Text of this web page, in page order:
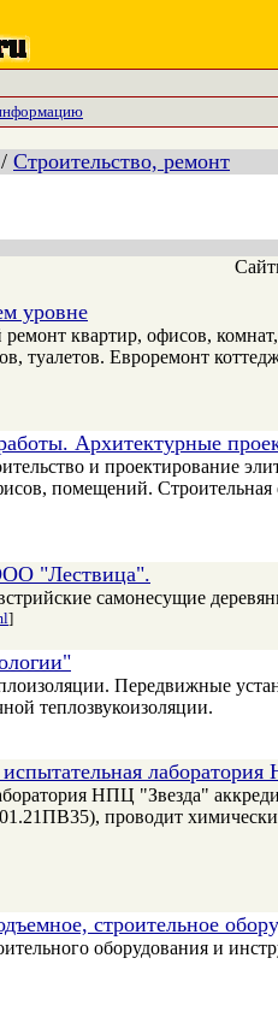
/ Строительство, ремонт
уровне
ремонт квартир, офисов,
туалетов. Евроремонт
Архитектурные
и проектирование
помещений.
"Лествица".
самонесущие
]
Передвижные
теплозвукоизоляции.
НПЦ "Звезда"
проводит
строительное
оборудования и